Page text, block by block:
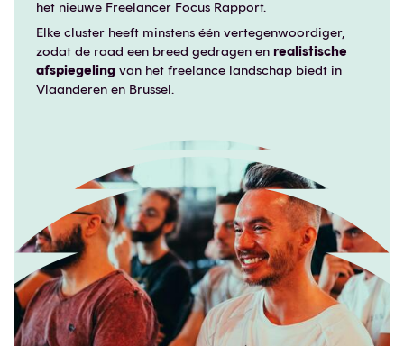
het nieuwe Freelancer Focus Rapport.
Elke cluster heeft minstens één vertegenwoordiger,
zodat de raad een breed gedragen en realistische
afspiegeling van het freelance landschap biedt in
Vlaanderen en Brussel.